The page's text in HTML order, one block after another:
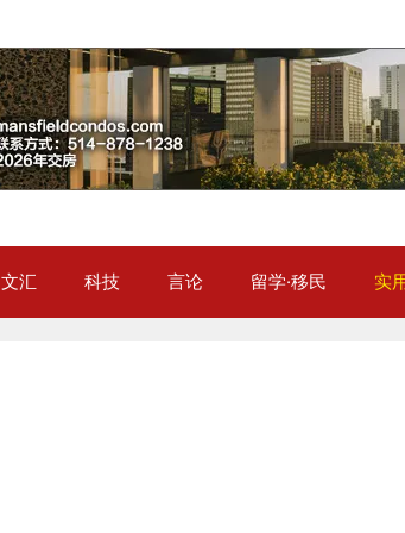
文汇 科技 言论 留学·移民 实